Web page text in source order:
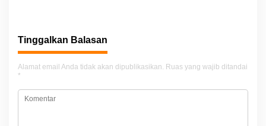
g
a
s
i
p
Tinggalkan Balasan
Alamat email Anda tidak akan dipublikasikan. Ruas yang wajib ditandai
*